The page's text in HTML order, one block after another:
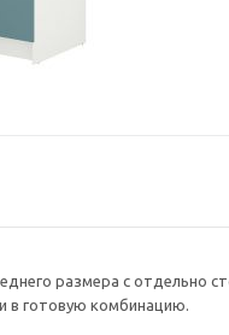
размера с отдельно
в готовую комбинацию.